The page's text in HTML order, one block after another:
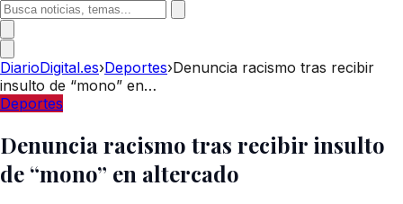
DiarioDigital.es›Deportes›Denuncia racismo tras recibir
insulto de “mono” en…
Deportes
Denuncia racismo tras recibir insulto
de “mono” en altercado